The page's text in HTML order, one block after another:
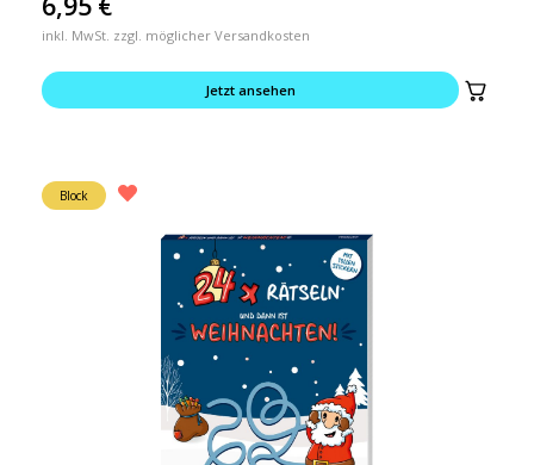
inkl. MwSt. zzgl. möglicher Versandkosten
Jetzt ansehen
Block